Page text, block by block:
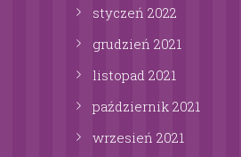
styczeń 2022
grudzień 2021
listopad 2021
październik 2021
wrzesień 2021